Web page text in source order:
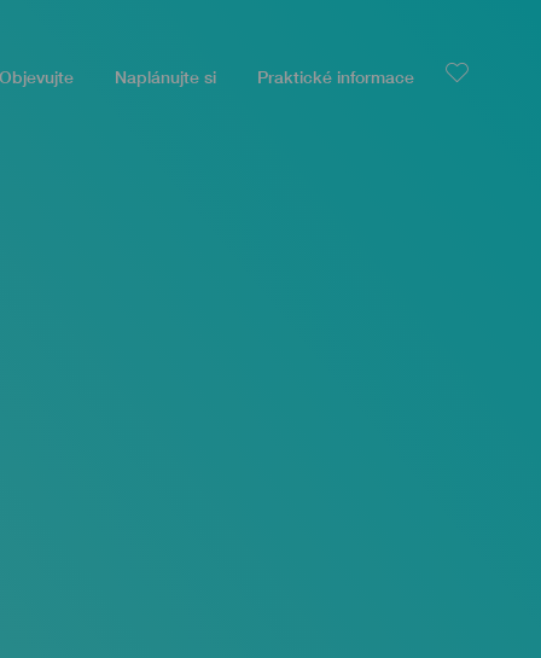
Naplánujte si Praktické informace